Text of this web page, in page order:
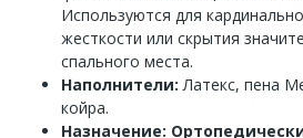
Используются для
жесткости или скрытия
спального места.
Наполнители: Латекс, пена
койра.
Назначение: